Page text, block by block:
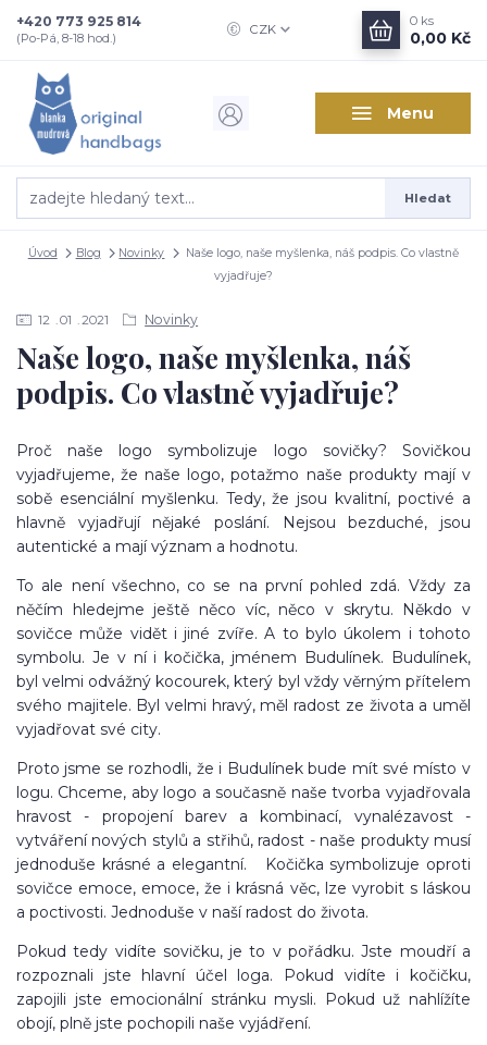
Menu
CZK
Hledat
+420 773 925 814
(Po-Pá, 8-18 hod.)
0 ks
0,00 Kč
Úvod Blog Novinky
Naše logo, naše myšlenka, náš podpis. Co vlastně
vyjadřuje?
12 01 2021 Novinky
Naše logo, naše myšlenka, náš
podpis. Co vlastně vyjadřuje?
Proč naše logo symbolizuje logo sovičky? Sovičkou
vyjadřujeme, že naše logo, potažmo naše produkty mají v
sobě esenciální myšlenku. Tedy, že jsou kvalitní, poctivé a
hlavně vyjadřují nějaké poslání. Nejsou bezduché, jsou
autentické a mají význam a hodnotu.
To ale není všechno, co se na první pohled zdá. Vždy za
něčím hledejme ještě něco víc, něco v skrytu. Někdo v
sovičce může vidět i jiné zvíře. A to bylo úkolem i tohoto
symbolu. Je v ní i kočička, jménem Budulínek. Budulínek,
byl velmi odvážný kocourek, který byl vždy věrným přítelem
svého majitele. Byl velmi hravý, měl radost ze života a uměl
vyjadřovat své city.
Proto jsme se rozhodli, že i Budulínek bude mít své místo v
logu. Chceme, aby logo a současně naše tvorba vyjadřovala
hravost - propojení barev a kombinací, vynalézavost -
vytváření nových stylů a střihů, radost - naše produkty musí
jednoduše krásné a elegantní. Kočička symbolizuje oproti
sovičce emoce, emoce, že i krásná věc, lze vyrobit s láskou
a poctivosti. Jednoduše v naší radost do života.
Pokud tedy vidíte sovičku, je to v pořádku. Jste moudří a
rozpoznali jste hlavní účel loga. Pokud vidíte i kočičku,
zapojili jste emocionální stránku mysli. Pokud už nahlížíte
obojí, plně jste pochopili naše vyjádření.